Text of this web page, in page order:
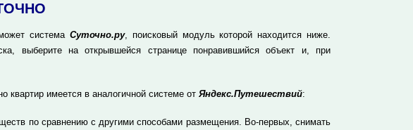
система Суточно.ру, поисковый модуль которой находится ниже.
выберите на открывшейся странице понравившийся объект и, при
квартир имеется в аналогичной системе от Яндекс.Путешествий:
по сравнению с другими способами размещения. Во-первых, снимать